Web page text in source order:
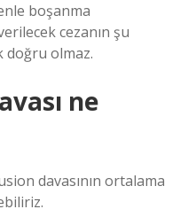
boşanma
cezanın şu
doğru olmaz.
ne
davasının ortalama